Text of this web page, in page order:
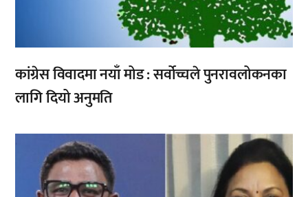
कांग्रेस विवादमा नयाँ मोड : सर्वोच्चले पुनरावलोकनका
लागि दियो अनुमति